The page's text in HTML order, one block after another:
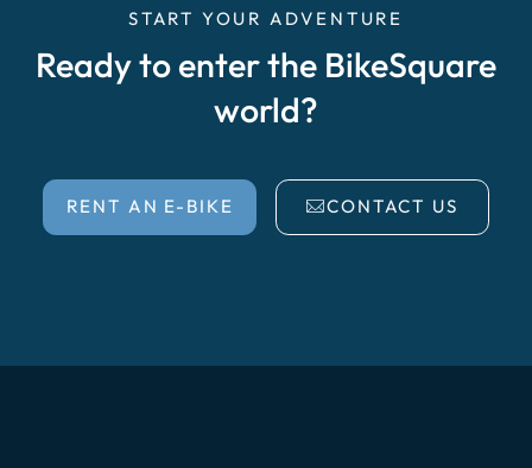
START YOUR ADVENTURE
Ready to enter the BikeSquare
world?
RENT AN E-BIKE CONTACT US